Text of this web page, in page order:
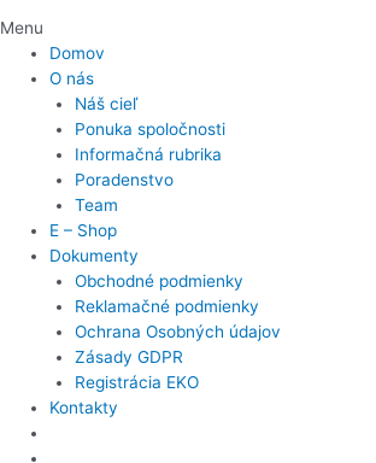
Menu
Domov
O nás
Náš cieľ
Ponuka spoločnosti
Informačná rubrika
Poradenstvo
Team
E – Shop
Dokumenty
Obchodné podmienky
Reklamačné podmienky
Ochrana Osobných údajov
Zásady GDPR
Registrácia EKO
Kontakty